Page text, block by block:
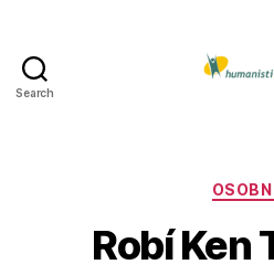
Search
Robí Ken